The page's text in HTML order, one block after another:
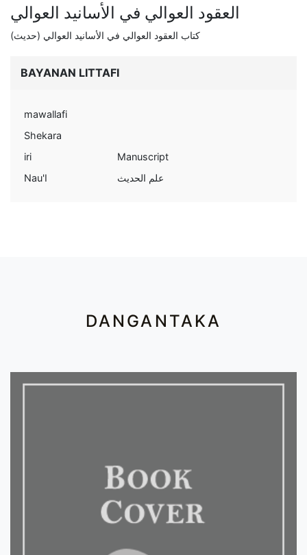
العقود العوالي في الأسانيد العوالي
كتاب العقود العوالي في الأسانيد العوالي (حديث)
BAYANAN LITTAFI
mawallafi
Shekara
iri
Manuscript
Nau'I
علم الحديث
DANGANTAKA